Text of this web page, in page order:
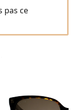
pas ce